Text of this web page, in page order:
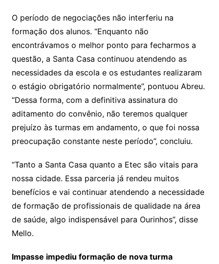
O período de negociações não interferiu na
formação dos alunos. “Enquanto não
encontrávamos o melhor ponto para fecharmos a
questão, a Santa Casa continuou atendendo as
necessidades da escola e os estudantes realizaram
o estágio obrigatório normalmente”, pontuou Abreu.
“Dessa forma, com a definitiva assinatura do
aditamento do convênio, não teremos qualquer
prejuízo às turmas em andamento, o que foi nossa
preocupação constante neste período”, concluiu.
“Tanto a Santa Casa quanto a Etec são vitais para
nossa cidade. Essa parceria já rendeu muitos
benefícios e vai continuar atendendo a necessidade
de formação de profissionais de qualidade na área
de saúde, algo indispensável para Ourinhos”, disse
Mello.
Impasse impediu formação de nova turma